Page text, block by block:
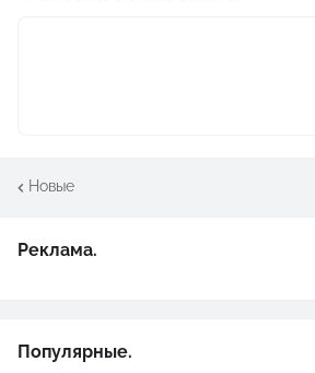
Новые
Реклама.
Популярные.